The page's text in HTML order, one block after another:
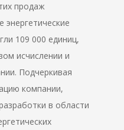
продаж
109 000 единиц,
исчислении и
Подчеркивая
компании,
в области